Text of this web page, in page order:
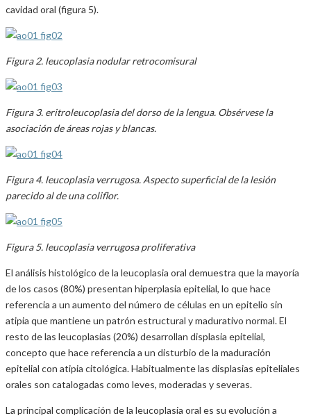
cavidad oral (figura 5).
Figura 2. leucoplasia nodular retrocomisural
Figura 3. eritroleucoplasia del dorso de la lengua. Obsérvese la
asociación de áreas rojas y blancas.
Figura 4. leucoplasia verrugosa. Aspecto superficial de la lesión
parecido al de una coliflor.
Figura 5. leucoplasia verrugosa proliferativa
El análisis histológico de la leucoplasia oral demuestra que la mayoría
de los casos (80%) presentan hiperplasia epitelial, lo que hace
referencia a un aumento del número de células en un epitelio sin
atipia que mantiene un patrón estructural y madurativo normal. El
resto de las leucoplasias (20%) desarrollan displasia epitelial,
concepto que hace referencia a un disturbio de la maduración
epitelial con atipia citológica. Habitualmente las displasias epiteliales
orales son catalogadas como leves, moderadas y severas.
La principal complicación de la leucoplasia oral es su evolución a